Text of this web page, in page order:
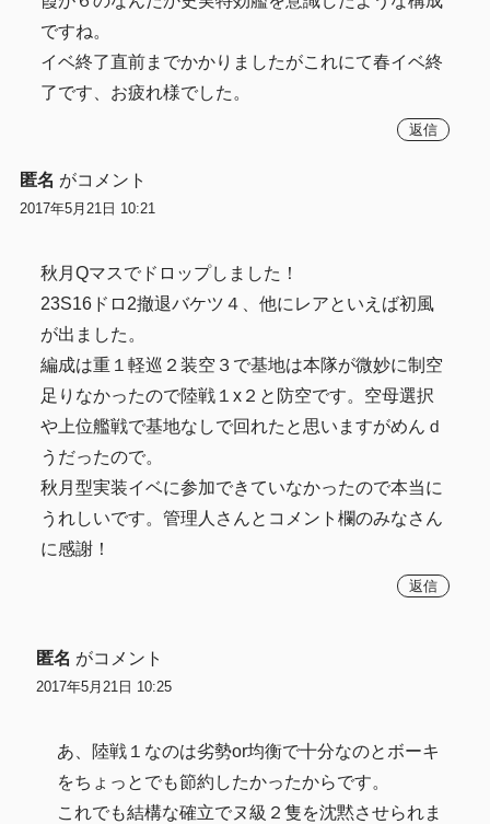
ですね。
イベ終了直前までかかりましたがこれにて春イベ終
了です、お疲れ様でした。
返信
匿名 がコメント
2017年5月21日 10:21
秋月Qマスでドロップしました！
23S16ドロ2撤退バケツ４、他にレアといえば初風
が出ました。
編成は重１軽巡２装空３で基地は本隊が微妙に制空
足りなかったので陸戦１x２と防空です。空母選択
や上位艦戦で基地なしで回れたと思いますがめんｄ
うだったので。
秋月型実装イベに参加できていなかったので本当に
うれしいです。管理人さんとコメント欄のみなさん
に感謝！
返信
匿名 がコメント
2017年5月21日 10:25
あ、陸戦１なのは劣勢or均衡で十分なのとボーキ
をちょっとでも節約したかったからです。
これでも結構な確立でヌ級２隻を沈黙させられま